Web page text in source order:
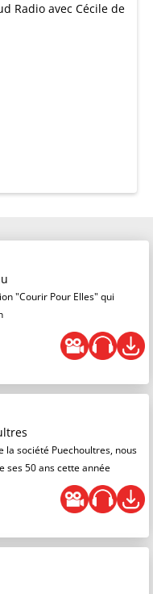
Radio avec Cécile de
"Courir Pour Elles" qui
la société Puechoultres, nous
ses 50 ans cette année